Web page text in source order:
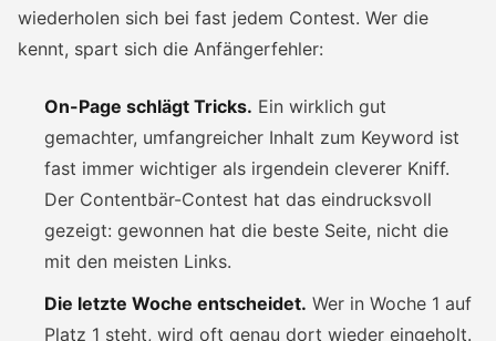
wiederholen sich bei fast jedem Contest. Wer die
kennt, spart sich die Anfängerfehler:
On-Page schlägt Tricks. Ein wirklich gut
gemachter, umfangreicher Inhalt zum Keyword ist
fast immer wichtiger als irgendein cleverer Kniff.
Der Contentbär-Contest hat das eindrucksvoll
gezeigt: gewonnen hat die beste Seite, nicht die
mit den meisten Links.
Die letzte Woche entscheidet. Wer in Woche 1 auf
Platz 1 steht, wird oft genau dort wieder eingeholt.